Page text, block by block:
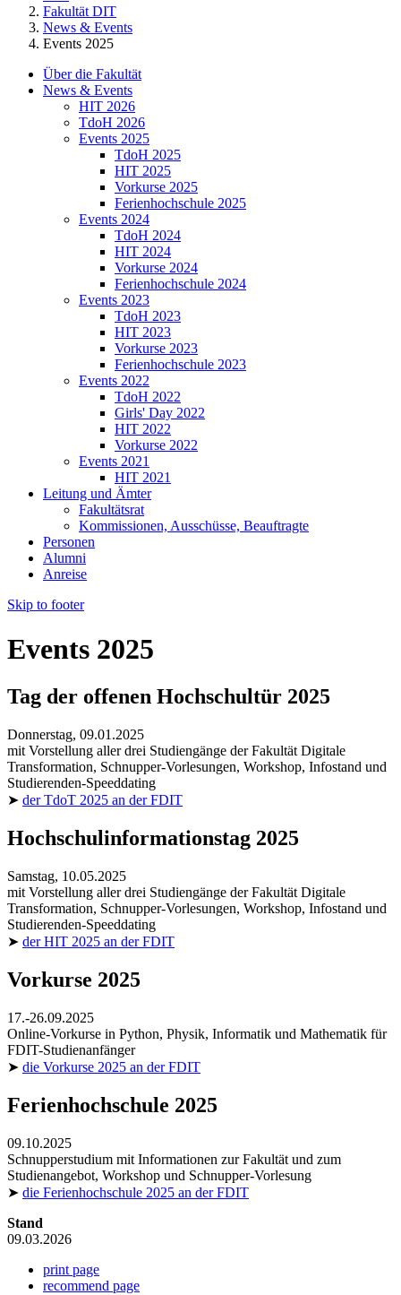
Fakultät DIT
News & Events
Events 2025
Über die Fakultät
News & Events
HIT 2026
TdoH 2026
Events 2025
TdoH 2025
HIT 2025
Vorkurse 2025
Ferienhochschule 2025
Events 2024
TdoH 2024
HIT 2024
Vorkurse 2024
Ferienhochschule 2024
Events 2023
TdoH 2023
HIT 2023
Vorkurse 2023
Ferienhochschule 2023
Events 2022
TdoH 2022
Girls' Day 2022
HIT 2022
Vorkurse 2022
Events 2021
HIT 2021
Leitung und Ämter
Fakultätsrat
Kommissionen, Ausschüsse, Beauftragte
Personen
Alumni
Anreise
Skip to footer
Events 2025
Tag der offenen Hochschultür 2025
Donnerstag, 09.01.2025
mit Vorstellung aller drei Studiengänge der Fakultät Digitale
Transformation, Schnupper-Vorlesungen, Workshop, Infostand und
Studierenden-Speeddating
➤ der TdoT 2025 an der FDIT
Hochschulinformationstag 2025
Samstag, 10.05.2025
mit Vorstellung aller drei Studiengänge der Fakultät Digitale
Transformation, Schnupper-Vorlesungen, Workshop, Infostand und
Studierenden-Speeddating
➤ der HIT 2025 an der FDIT
Vorkurse 2025
17.-26.09.2025
Online-Vorkurse in Python, Physik, Informatik und Mathematik für
FDIT-Studienanfänger
➤ die Vorkurse 2025 an der FDIT
Ferienhochschule 2025
09.10.2025
Schnupperstudium mit Informationen zur Fakultät und zum
Studienangebot, Workshop und Schnupper-Vorlesung
➤ die Ferienhochschule 2025 an der FDIT
Stand
09.03.2026
print page
recommend page